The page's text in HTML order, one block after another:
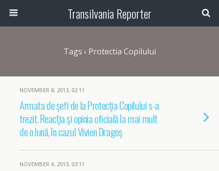
Transilvania Reporter
Tags › Protectia Copilului
NOVEMBER 8, 2013, 02:11
Armata de şefi de la Protecţia Copilului s-a
trezit. Reacţia şi opinia oficială la mai mult
de o lună, în cazul Vivien Dragoş
NOVEMBER 4, 2013, 03:11